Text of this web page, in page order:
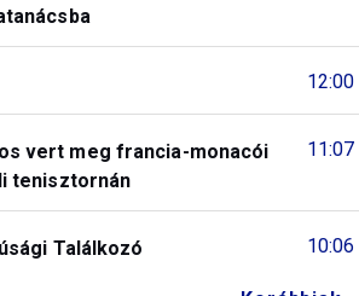
12:00
11:07
vert meg francia-monacói
tenisztornán
10:06
Találkozó